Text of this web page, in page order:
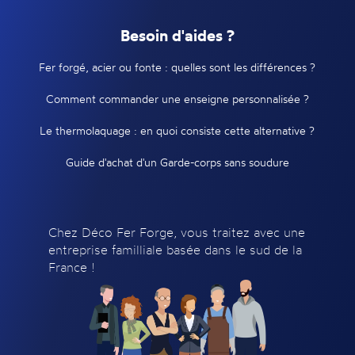
Besoin d'aides ?
Fer forgé, acier ou fonte : quelles sont les différences ?
Comment commander une enseigne personnalisée ?
Le thermolaquage : en quoi consiste cette alternative ?
Guide d'achat d'un Garde-corps sans soudure
Chez Déco Fer Forge, vous traitez avec une
entreprise familliale basée dans le sud de la
France !